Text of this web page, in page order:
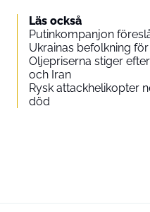
Läs också
Putinkompanjon
Ukrainas befolkning
Oljepriserna stiger
och Iran
Rysk attackhelikopter
död